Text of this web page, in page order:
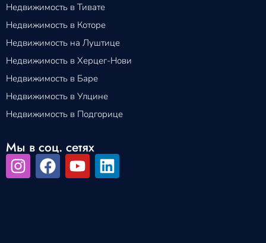
Недвижимость в Тивате
Недвижимость в Которе
Недвижимость на Луштице
Недвижимость в Херцег-Нови
Недвижимость в Баре
Недвижимость в Улцине
Недвижимость в Подгорице
Мы в соц. сетях